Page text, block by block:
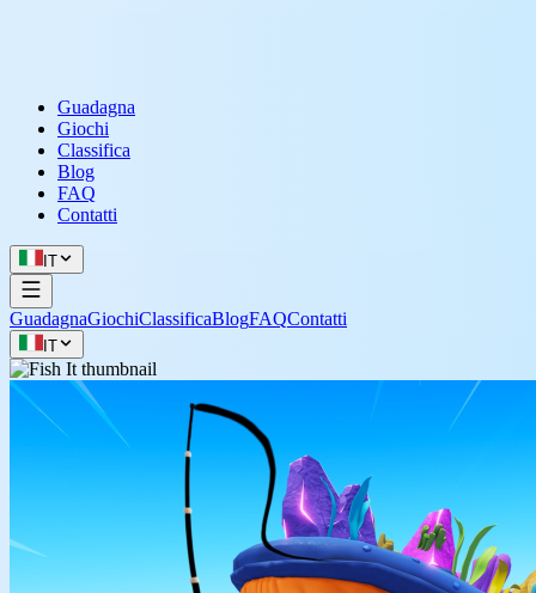
Guadagna
Giochi
Classifica
Blog
FAQ
Contatti
IT
GuadagnaGiochiClassificaBlogFAQContatti
IT